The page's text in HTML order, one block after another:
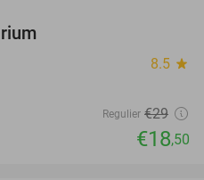
8.5 star
Regulier €29
€18,50